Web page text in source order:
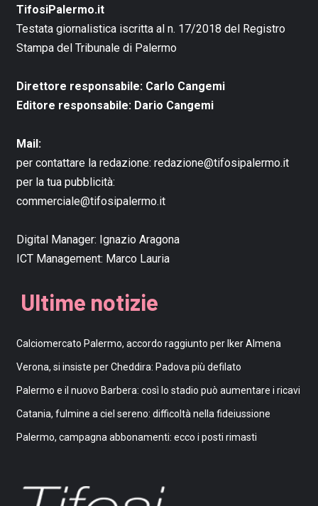
TifosiPalermo.it
Testata giornalistica iscritta al n. 17/2018 del Registro
Stampa del Tribunale di Palermo
Direttore responsabile: Carlo Cangemi
Editore responsabile: Dario Cangemi
Mail:
per contattare la redazione: redazione@tifosipalermo.it
per la tua pubblicità:
commerciale@tifosipalermo.it
Digital Manager: Ignazio Aragona
ICT Management: Marco Lauria
Ultime notizie
Calciomercato Palermo, accordo raggiunto per Iker Almena
Verona, si insiste per Cheddira: Padova più defilato
Palermo e il nuovo Barbera: così lo stadio può aumentare i ricavi
Catania, fulmine a ciel sereno: difficoltà nella fideiussione
Palermo, campagna abbonamenti: ecco i posti rimasti